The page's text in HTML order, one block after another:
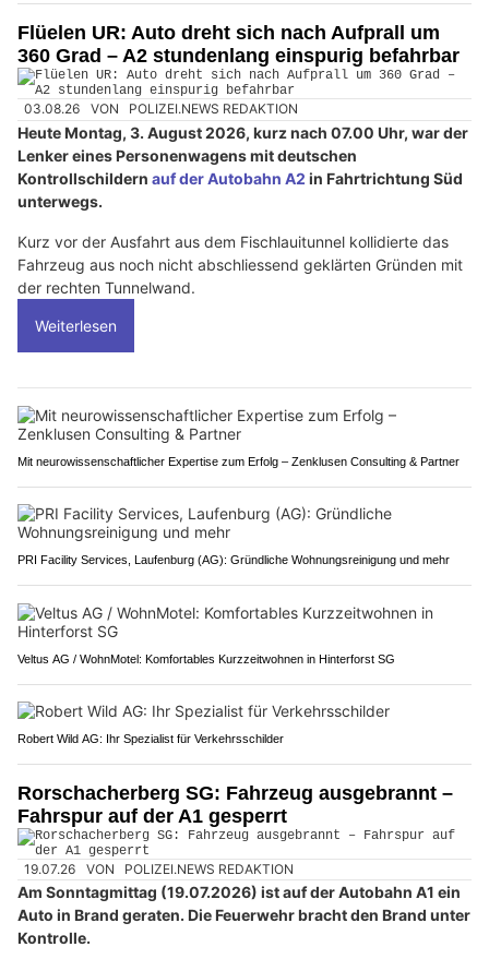
Flüelen UR: Auto dreht sich nach Aufprall um
360 Grad – A2 stundenlang einspurig befahrbar
03.08.26 VON POLIZEI.NEWS REDAKTION
Heute Montag, 3. August 2026, kurz nach 07.00 Uhr, war der
Lenker eines Personenwagens mit deutschen
Kontrollschildern auf der Autobahn A2 in Fahrtrichtung Süd
unterwegs.
Kurz vor der Ausfahrt aus dem Fischlauitunnel kollidierte das
Fahrzeug aus noch nicht abschliessend geklärten Gründen mit
der rechten Tunnelwand.
Weiterlesen
Mit neurowissenschaftlicher Expertise zum Erfolg – Zenklusen Consulting & Partner
PRI Facility Services, Laufenburg (AG): Gründliche Wohnungsreinigung und mehr
Veltus AG / WohnMotel: Komfortables Kurzzeitwohnen in Hinterforst SG
Robert Wild AG: Ihr Spezialist für Verkehrsschilder
Rorschacherberg SG: Fahrzeug ausgebrannt –
Fahrspur auf der A1 gesperrt
19.07.26 VON POLIZEI.NEWS REDAKTION
Am Sonntagmittag (19.07.2026) ist auf der Autobahn A1 ein
Auto in Brand geraten. Die Feuerwehr bracht den Brand unter
Kontrolle.